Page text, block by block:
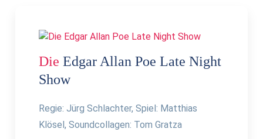
Die Edgar Allan Poe Late Night
Show
Regie: Jürg Schlachter, Spiel: Matthias
Klösel, Soundcollagen: Tom Gratza